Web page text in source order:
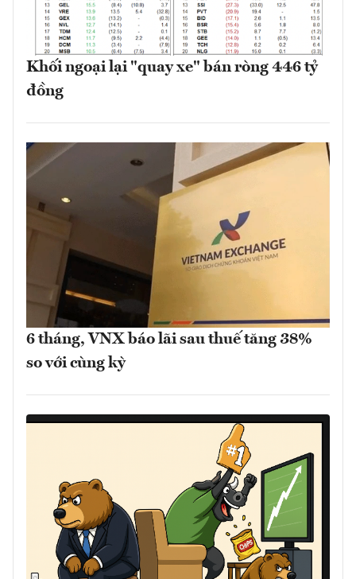
Khối ngoại lại "quay xe" bán ròng 446 tỷ
đồng
6 tháng, VNX báo lãi sau thuế tăng 38%
so với cùng kỳ